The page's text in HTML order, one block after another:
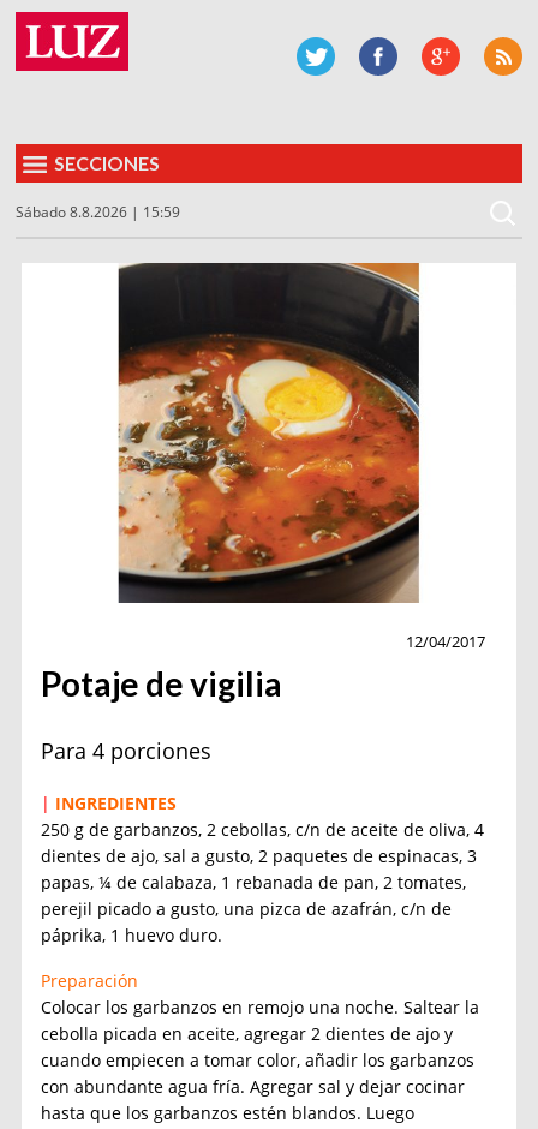
SECCIONES
Sábado 8.8.2026 | 15:59
12/04/2017
Potaje de vigilia
Para 4 porciones
| INGREDIENTES
250 g de garbanzos, 2 cebollas, c/n de aceite de oliva, 4
dientes de ajo, sal a gusto, 2 paquetes de espinacas, 3
papas, ¼ de calabaza, 1 rebanada de pan, 2 tomates,
perejil picado a gusto, una pizca de azafrán, c/n de
páprika, 1 huevo duro.
Preparación
Colocar los garbanzos en remojo una noche. Saltear la
cebolla picada en aceite, agregar 2 dientes de ajo y
cuando empiecen a tomar color, añadir los garbanzos
con abundante agua fría. Agregar sal y dejar cocinar
hasta que los garbanzos estén blandos. Luego